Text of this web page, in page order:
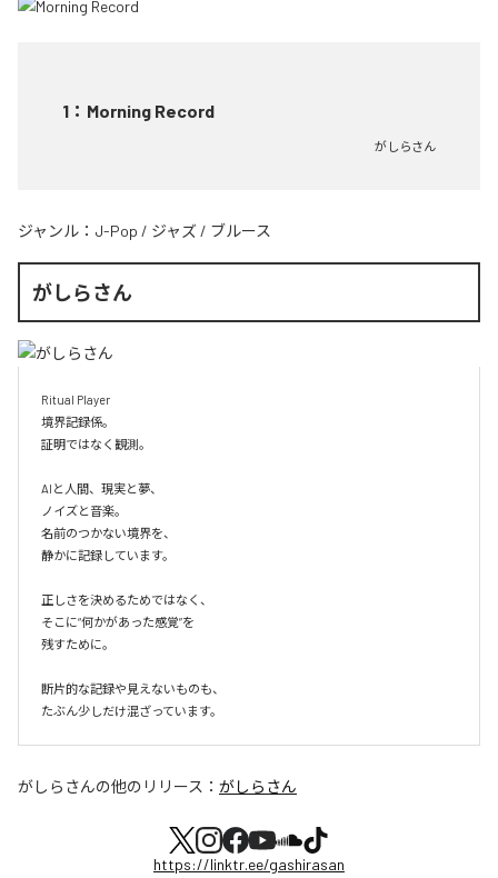
1 ： Morning Record
がしらさん
ジャンル： J-Pop / ジャズ / ブルース
がしらさん
Ritual Player
境界記録係。
証明ではなく観測。
AIと人間、現実と夢、
ノイズと音楽。
名前のつかない境界を、
静かに記録しています。
正しさを決めるためではなく、
そこに“何かがあった感覚”を
残すために。
断片的な記録や見えないものも、
たぶん少しだけ混ざっています。
がしらさんの他のリリース： がしらさん
https://linktr.ee/gashirasan